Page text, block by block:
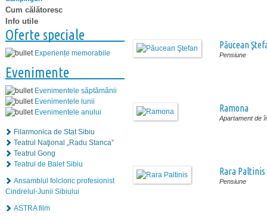
Cum călătoresc
Info utile
Oferte speciale
Experiențe memorabile
Evenimente
Evenimentele săptămânii
Evenimentele lunii
Evenimentele anului
Filarmonica de Stat Sibiu
Teatrul Naţional „Radu Stanca”
Teatrul Gong
Teatrul de Balet Sibiu
Ansamblul folcloric profesionist
Cindrelul-Junii Sibiului
ASTRA film
Păucean
Pensiune
Ramona
Apartament de
Rara Paltinis
Pensiune